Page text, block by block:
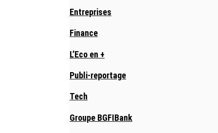
Entreprises
Finance
L’Eco en +
Publi-reportage
Tech
Groupe BGFIBank